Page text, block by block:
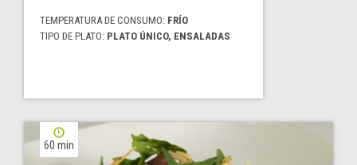
TEMPERATURA DE CONSUMO: FRÍO
TIPO DE PLATO: PLATO ÚNICO, ENSALADAS
60 min